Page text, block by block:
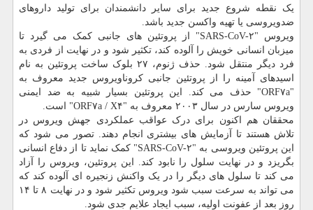
یک نقطه شروع جدید برای سایر دانشمندان برای تولید داروهای
ضدویروسی یا تهیه واکسن جدید باشد.
ویروس "SARS-CoV-۲" از پروتئین های جانبی کمک می گیرد تا
میزبان انسانی خویش را آلوده کند، تکثیر شود و در نهایت از فردی به
فرد دیگر منتقل شود. حذف ژنوم، ۲۷ بلوک ساخت پروتئین به نام
اسیدهای آمینه را از پروتئین جانبی کروناویروس جدید معروف به
"ORF۷a" حذف می کند. این پروتئین بسیار شبیه به ضد ایمنی
ویروس سارس در سال ۲۰۰۳ معروف به "ORF۷a / X۴" است.
محققان هم اکنون برای درک عواقب عملکردی جهش ویروس در
تلاش هستند تا آزمایش های بیشتری انجام دهند. تصور می شود که
این پروتئین ویروسی به "SARS-CoV-۲" کمک نماید تا از دفاع انسانی
بگریزد و در نهایت سلول را نابود کند. این پروتئین، ویروس را آزاد
می کند تا سلول های دیگر را در یک واکنش زنجیره ای آلوده کند که
می تواند به سرعت سبب شود ویروس تکثیر شود و در نهایت ۸ تا ۱۴
روز بعد از عفونت اولیه، سبب ایجاد علایم جدی شود.